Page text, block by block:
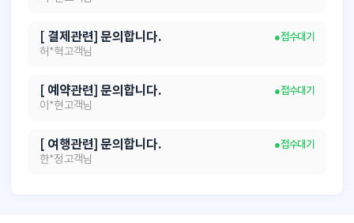
[ 결제관련] 문의합니다.
허*혁 고객님
[ 예약관련] 문의합니다.
이*현 고객님
[ 여행관련] 문의합니다.
한*정 고객님